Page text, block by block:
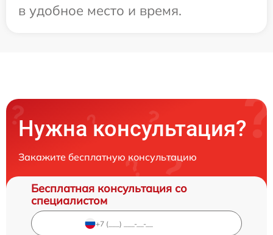
в удобное место и время.
Нужна консультация?
Закажите бесплатную консультацию
Бесплатная консультация со
специалистом